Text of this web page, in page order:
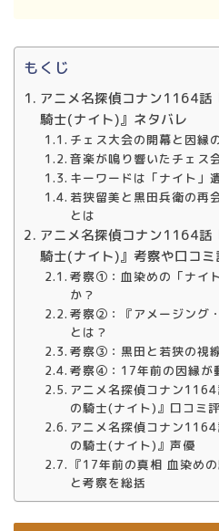
もくじ
アニメ名探偵コナン1164話
騎士(ナイト)』ネタバレ
チェス大会の開幕と因縁
音楽が鳴り響いたチェス
キーワードは「ナイト」
若狭留美と黒田兵衛の再
とは
アニメ名探偵コナン1164話
騎士(ナイト)』考察や口コミ
考察①：血染めの「ナイ
か？
考察②：『アメージング
とは？
考察③：黒田と若狭の視
考察④：17年前の因縁が
アニメ名探偵コナン
の騎士(ナイト)』口コミ
アニメ名探偵コナン
の騎士(ナイト)』声優
『17年前の真相 血染め
と考察を総括